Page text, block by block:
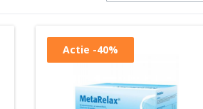
Actie -40%